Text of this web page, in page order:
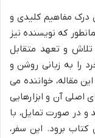
درک مفاهیم کلیدی و
که نویسنده نیز
و تعهد متقابل
را به زبانی روشن و
مقاله، خواننده می
اصلی آن و ابزارهایی
و در صورت تمایل، با
برود. این سفر،